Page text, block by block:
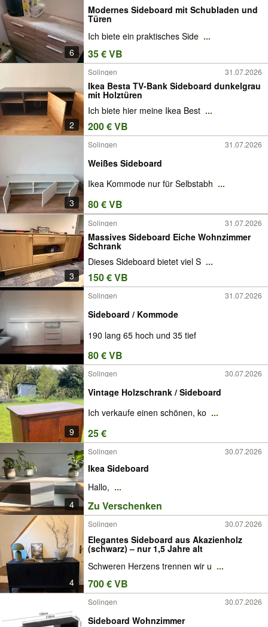
6
Modernes Sideboard mit Schubladen und
Türen
Ich biete ein praktisches Side ...
35 € VB
2
Solingen 31.07.2026
Ikea Besta TV-Bank Sideboard dunkelgrau
mit Holztüren
Ich biete hier meine Ikea Best ...
200 € VB
3
Solingen 31.07.2026
Weißes Sideboard
Ikea Kommode nur für Selbstabh ...
80 € VB
3
Solingen 31.07.2026
Massives Sideboard Eiche Wohnzimmer
Schrank
Dieses Sideboard bietet viel S ...
150 € VB
Solingen 31.07.2026
Sideboard / Kommode
190 lang 65 hoch und 35 tief
80 € VB
9
Solingen 30.07.2026
Vintage Holzschrank / Sideboard
Ich verkaufe einen schönen, ko ...
25 €
4
Solingen 30.07.2026
Ikea Sideboard
Hallo, ...
Zu Verschenken
4
Solingen 30.07.2026
Elegantes Sideboard aus Akazienholz
(schwarz) – nur 1,5 Jahre alt
Schweren Herzens trennen wir u ...
700 € VB
Solingen 30.07.2026
Sideboard Wohnzimmer